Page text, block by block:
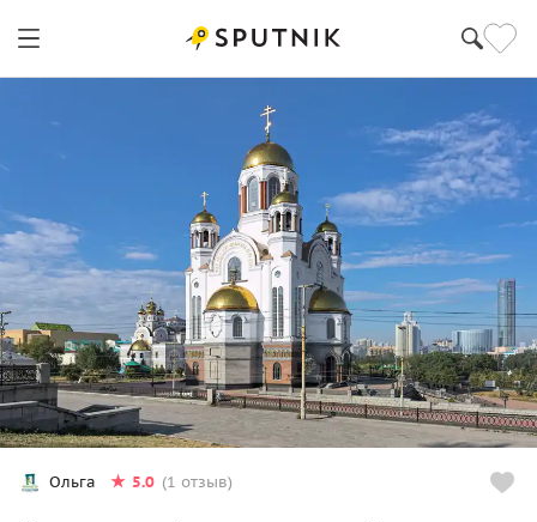
Ольга 5.0 (1 отзыв)